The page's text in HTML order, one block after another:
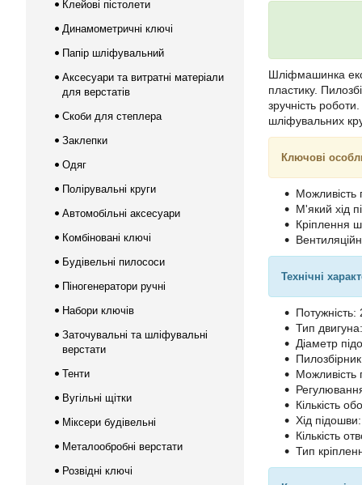
Шліфмашинка
пластику.
зручність
шліфувальних
Ключові
Можливість
М'який хід
Кріплення
Технічні
Потужність:
Тип
Діаметр
Можливість
Кількість
Хід
Кількість
Тип
Клейові пістолети
Динамометричні ключі
Папір шліфувальний
Аксесуари та витратні матеріали
для верстатів
Скоби для степлера
Заклепки
Одяг
Полірувальні круги
Автомобільні аксесуари
Комбіновані ключі
Будівельні пилососи
Піногенератори ручні
Набори ключів
Заточувальні та шліфувальні
верстати
Тенти
Вугільні щітки
Міксери будівельні
Металообробні верстати
Розвідні ключі